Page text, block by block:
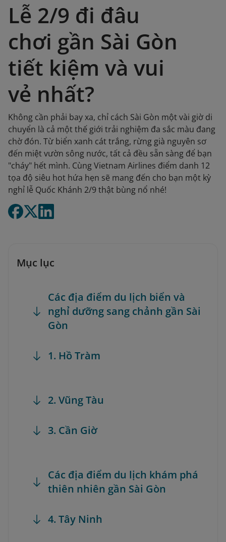
Lễ 2/9 đi đâu
chơi gần Sài Gòn
tiết kiệm và vui
vẻ nhất?
Không cần phải bay xa, chỉ cách Sài Gòn một vài giờ di
chuyển là cả một thế giới trải nghiệm đa sắc màu đang
chờ đón. Từ biển xanh cát trắng, rừng già nguyên sơ
đến miệt vườn sông nước, tất cả đều sẵn sàng để bạn
"cháy" hết mình. Cùng Vietnam Airlines điểm danh 12
tọa độ siêu hot hứa hẹn sẽ mang đến cho bạn một kỳ
nghỉ lễ Quốc Khánh 2/9 thật bùng nổ nhé!
Mục lục
Các địa điểm du lịch biển và
nghỉ dưỡng sang chảnh gần Sài
Gòn
1. Hồ Tràm
2. Vũng Tàu
3. Cần Giờ
Các địa điểm du lịch khám phá
thiên nhiên gần Sài Gòn
4. Tây Ninh